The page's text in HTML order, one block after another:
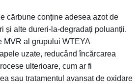
cărbune conține adesea azot de
și alte dureri-la-degradați poluanții.
MVR al grupului WTEYA
uzate, reducând încărcarea
ulterioare, cum ar fi
sau tratamentul avansat de oxidare